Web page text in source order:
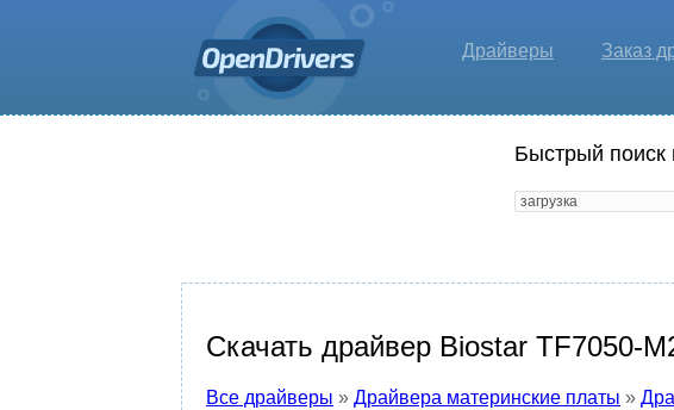
Драйверы Заказ
Быстрый поиск
Скачать драйвер Biostar TF7050-
Все драйверы » Драйвера материнские платы »